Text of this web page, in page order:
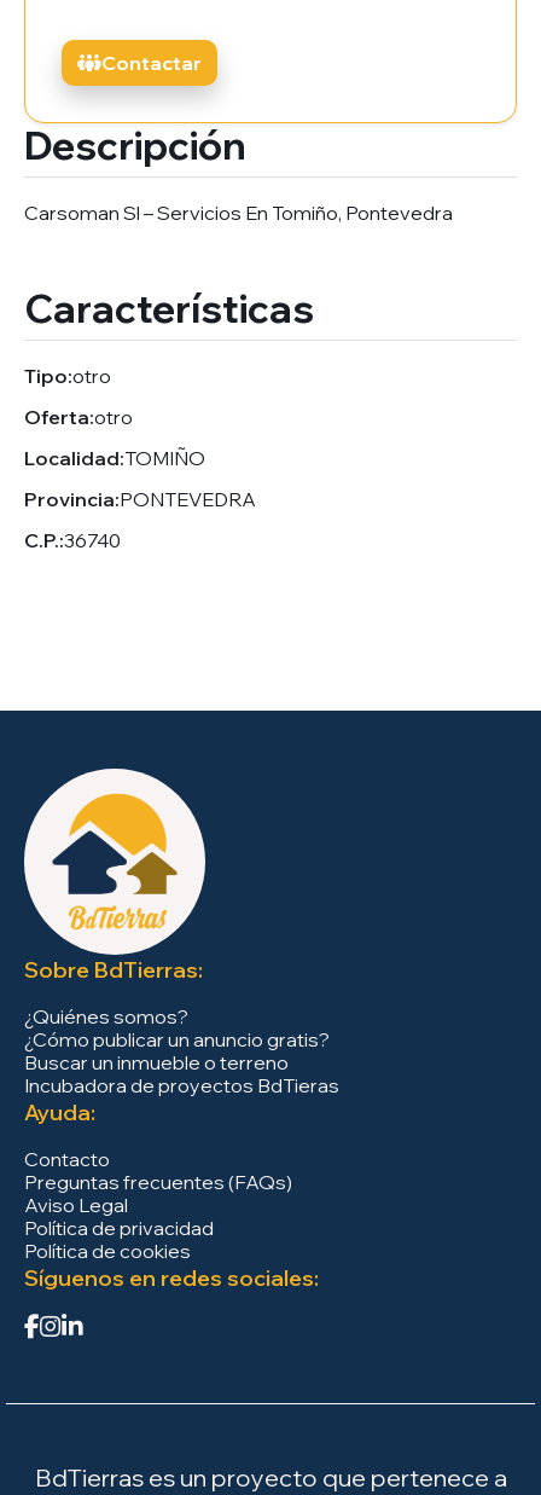
Descripción
Carsoman Sl – Servicios En Tomiño, Pontevedra
Características
Tipo:otro
Oferta:otro
Localidad:TOMIÑO
Provincia:PONTEVEDRA
C.P.:36740
Contactar
Sobre BdTierras:
¿Quiénes somos?
¿Cómo publicar un anuncio gratis?
Buscar un inmueble o terreno
Incubadora de proyectos BdTieras
Ayuda:
Contacto
Preguntas frecuentes (FAQs)
Aviso Legal
Política de privacidad
Política de cookies
Síguenos en redes sociales:
BdTierras es un proyecto que pertenece a